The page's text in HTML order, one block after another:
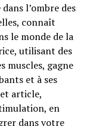
l’ombre des
connaît
le monde de la
utilisant des
muscles, gagne
et à ses
article,
en
dans votre